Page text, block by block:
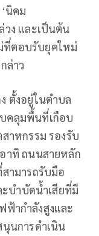
นิคม
วง และเป็นต้น
ที่ตอบรับยุคใหม่
ล่าว
ตั้งอยู่ในตำบล
คลุมพื้นที่เกือบ
าหกรรม รองรับ
าทิ ถนนสายหลัก
ามารถรับมือ
บำบัดน้ำเสียที่มี
ฟ้ากำลังสูงและ
นการดำเนิน